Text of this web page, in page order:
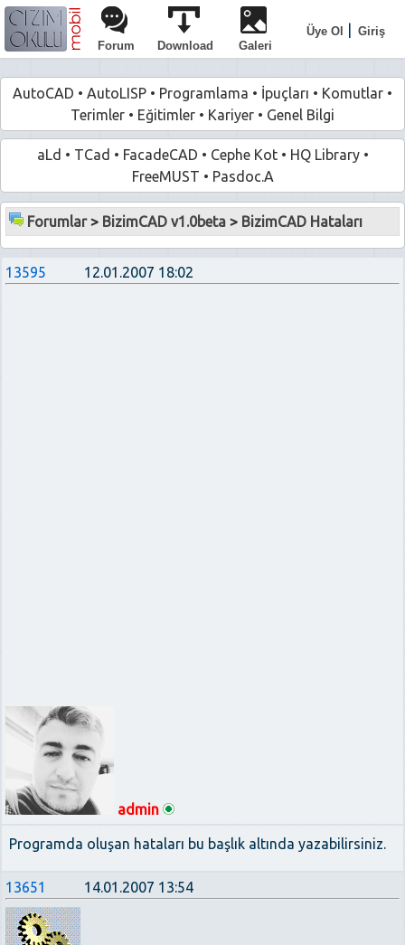
Üye Ol
Giriş
Forum
Download Galeri
AutoCAD • AutoLISP • Programlama • İpuçları • Komutlar •
Terimler • Eğitimler • Kariyer • Genel Bilgi
aLd • TCad • FacadeCAD • Cephe Kot• HQ Library•
FreeMUST • Pasdoc.A
Forumlar> BizimCAD v1.0beta > BizimCAD Hataları
13595 12.01.2007 18:02
admin
Programda oluşan hataları bu başlık altında yazabilirsiniz.
13651 14.01.2007 13:54